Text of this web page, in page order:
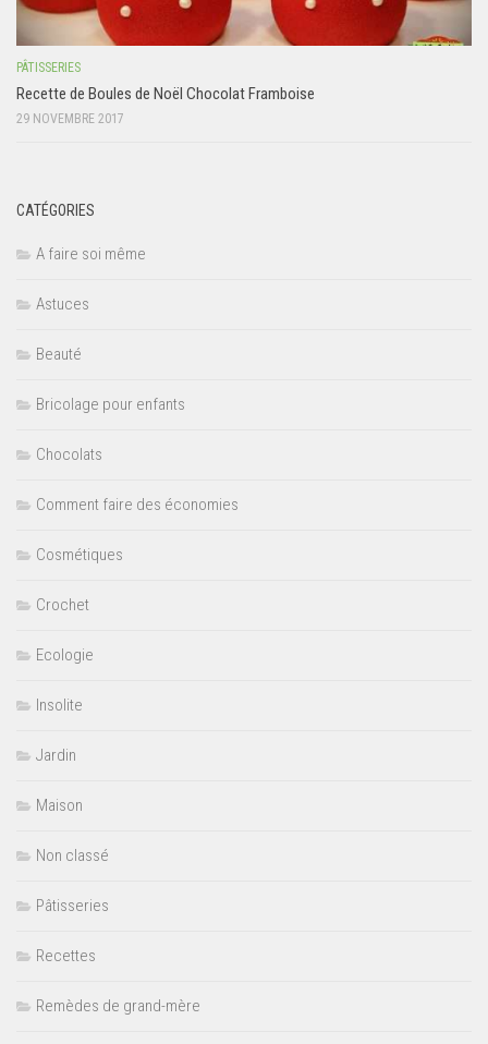
PÂTISSERIES
Recette de Boules de Noël Chocolat Framboise
29 NOVEMBRE 2017
CATÉGORIES
A faire soi même
Astuces
Beauté
Bricolage pour enfants
Chocolats
Comment faire des économies
Cosmétiques
Crochet
Ecologie
Insolite
Jardin
Maison
Non classé
Pâtisseries
Recettes
Remèdes de grand-mère